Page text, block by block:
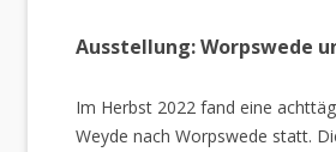
Ausstellung: Worpswede
Im Herbst 2022 fand eine
Weyde nach Worpswede statt.